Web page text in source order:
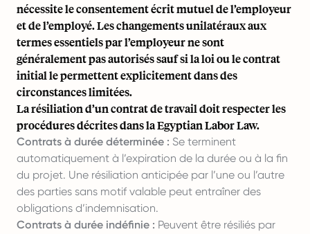
nécessite le consentement écrit mutuel de l’employeur
et de l’employé. Les changements unilatéraux aux
termes essentiels par l’employeur ne sont
généralement pas autorisés sauf si la loi ou le contrat
initial le permettent explicitement dans des
circonstances limitées.
La résiliation d’un contrat de travail doit respecter les
procédures décrites dans la Egyptian Labor Law.
Contrats à durée déterminée : Se terminent
automatiquement à l’expiration de la durée ou à la fin
du projet. Une résiliation anticipée par l’une ou l’autre
des parties sans motif valable peut entraîner des
obligations d’indemnisation.
Contrats à durée indéfinie : Peuvent être résiliés par